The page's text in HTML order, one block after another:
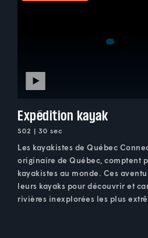
Expédition kayak
S02 | 30 sec
Les kayakistes de Québec
originaire de Québec, comptent
kayakistes au monde. Ces
leurs kayaks pour découvrir et
rivières inexplorées les plus